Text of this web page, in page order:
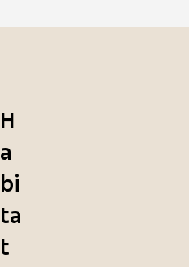
H
a
bi
ta
t